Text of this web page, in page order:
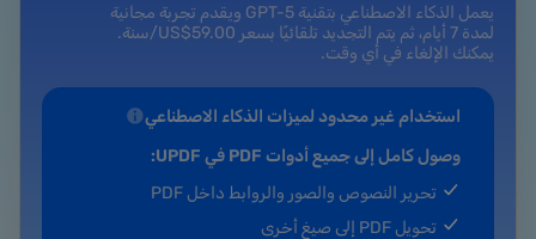
يعمل الذكاء الاصطناعي بتقنية GPT-5 ويقدم تجربة مجانية
لمدة 7 أيام، ثم يتم التجديد تلقائيًا بسعر
US$59.00
/سنة.
يمكنك الإلغاء في أي وقت.
استخدام غير محدود لميزات الذكاء الاصطناعي
وصول كامل إلى جميع أدوات PDF في UPDF:
تحرير النصوص والصور والروابط داخل PDF
تحويل PDF إلى صيغ أخرى